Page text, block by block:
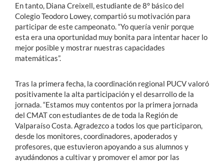
En tanto, Diana Creixell, estudiante de 8° básico del
Colegio Teodoro Lowey, compartió su motivación para
participar de este campeonato. “Yo quería venir porque
esta era una oportunidad muy bonita para intentar hacer lo
mejor posible y mostrar nuestras capacidades
matemáticas”.
Tras la primera fecha, la coordinación regional PUCV valoró
positivamente la alta participación y el desarrollo de la
jornada. “Estamos muy contentos por la primera jornada
del CMAT con estudiantes de de toda la Región de
Valparaíso Costa. Agradezco a todos los que participaron,
desde los monitores, coordinadores, apoderados y
profesores, que estuvieron apoyando a sus alumnos y
ayudándonos a cultivar y promover el amor por las